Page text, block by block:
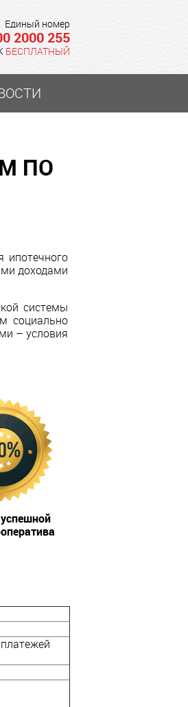
Единый номер
2000 255
БЕСПЛАТНЫЙ
ПО
ипотечного
доходами
системы
социально
– условия